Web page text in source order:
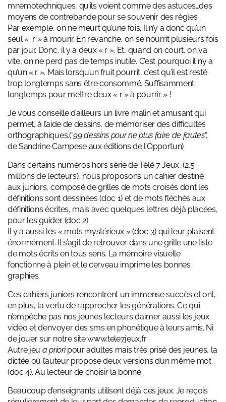
mnémotechniques, qu’ils voient comme des astuces…des
moyens de contrebande pour se souvenir des règles.
Par exemple, on ne meurt qu’une fois. Il n’y a donc qu’un
seul « r » à mourir. En revanche, on se nourrit plusieurs fois
par jour. Donc, il y a deux « r ». Et, quand on court, on va
vite, on ne perd pas de temps inutile. C’est pourquoi il n’y a
qu’un « r ». Mais lorsqu’un fruit pourrit, c’est qu’il est resté
trop longtemps sans être consommé. Suffisamment
longtemps pour mettre deux « r » à pourrir » !
Je vous conseille d’ailleurs un livre malin et amusant qui
permet, à l’aide de dessins, de mémoriser des difficultés
orthographiques.(“99 dessins pour ne plus faire de fautes“,
de Sandrine Campese aux éditions de l’Opportun)
Dans certains numéros hors série de Télé 7 Jeux, (2,5
millions de lecteurs), nous proposons un cahier destiné
aux juniors, composé de grilles de mots croisés dont les
définitions sont dessinées (doc 1) et de mots fléchés aux
définitions écrites, mais avec quelques lettres déjà placées,
pour les guider. (doc 2)
Il y a aussi les « mots mystérieux » (doc 3) qui leur plaisent
énormément. Il s’agit de retrouver dans une grille une liste
de mots écrits en tous sens. La mémoire visuelle
fonctionne à plein et le cerveau imprime les bonnes
graphies.
Ces cahiers juniors rencontrent un immense succès et ont,
en plus, la vertu de rapprocher les générations. Ce qui
n’empêche pas nos jeunes lecteurs d’aimer aussi les jeux
vidéo et d’envoyer des sms en phonétique à leurs amis. Ni
de jouer sur notre sitewww.tele7jeux.fr.
Autre jeu a prioripour adultes mais très prisé des jeunes, la
dictée où l’auteur propose deux versions d’un même mot
(doc 4). Au lecteur de choisir la bonne.
Beaucoup d’enseignants utilisent déjà ces jeux. Je reçois